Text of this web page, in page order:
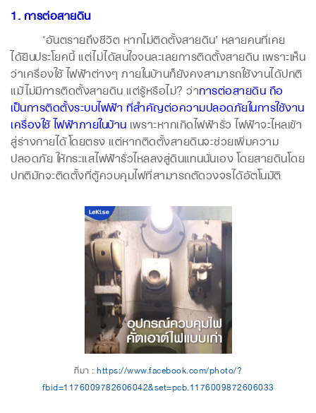
1. การต่อสายดิน
‘อันตรายถึงชีวิต หากไม่ติดตั้งสายดิน’ หลายคนที่เคย
ได้ยินประโยคนี้ แต่ไม่ได้สนใจจนละเลยการติดตั้งสายดิน เพราะเห็น
ว่าเครื่องใช้ไฟฟ้าต่างๆ ภายในบ้านก็ยังคงสามารถใช้งานได้ปกติ
แม้ไม่มีการติดตั้งสายดิน แต่รู้หรือไม่? ว่าการต่อสายดิน ถือ
เป็นการติดตั้งระบบไฟฟ้า ที่สำคัญต่อความปลอดภัยในการใช้งาน
เครื่องใช้ไฟฟ้าภายในบ้านเพราะหากเกิดไฟฟ้ารั่ว ไฟฟ้าจะไหลเข้า
สู่ร่างกายได้โดยตรง แต่หากติดตั้งสายดินจะช่วยเพิ่มความ
ปลอดภัย ให้กระแสไฟฟ้ารั่วไหลลงสู่ดินแทนนั่นเอง โดยสายดินโดย
ปกติมักจะติดตั้งที่ตู้ควบคุมไฟที่สามารถตัดวงจรได้อัตโนมัติ
ที่มา :https://www.facebook.com/photo/?
fbid=1176009782606042&set=pcb.1176009872606033